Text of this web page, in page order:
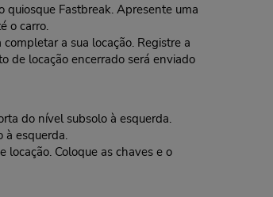
quiosque Fastbreak. Apresente uma
o carro.
a sua locação. Registre a
de locação encerrado será enviado
do nível subsolo à esquerda.
à esquerda.
Coloque as chaves e o